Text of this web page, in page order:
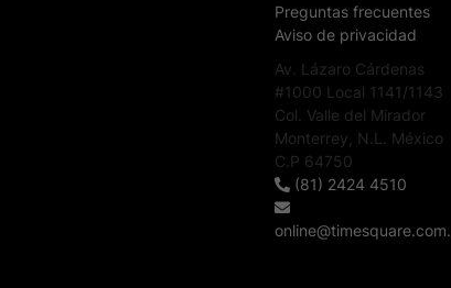
Preguntas frecuentes
Aviso de privacidad
Av. Lázaro Cárdenas
#1000 Local 1141/1143
Col. Valle del Mirador
Monterrey, N.L. México
C.P 64750
(81) 2424 4510
online@timesquare.com.mx